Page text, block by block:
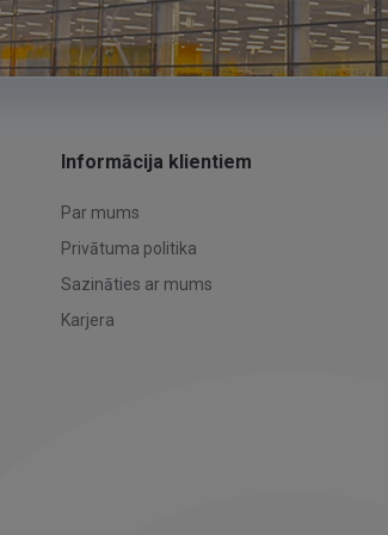
Informācija klientiem
Par mums
Privātuma politika
Sazināties ar mums
Karjera